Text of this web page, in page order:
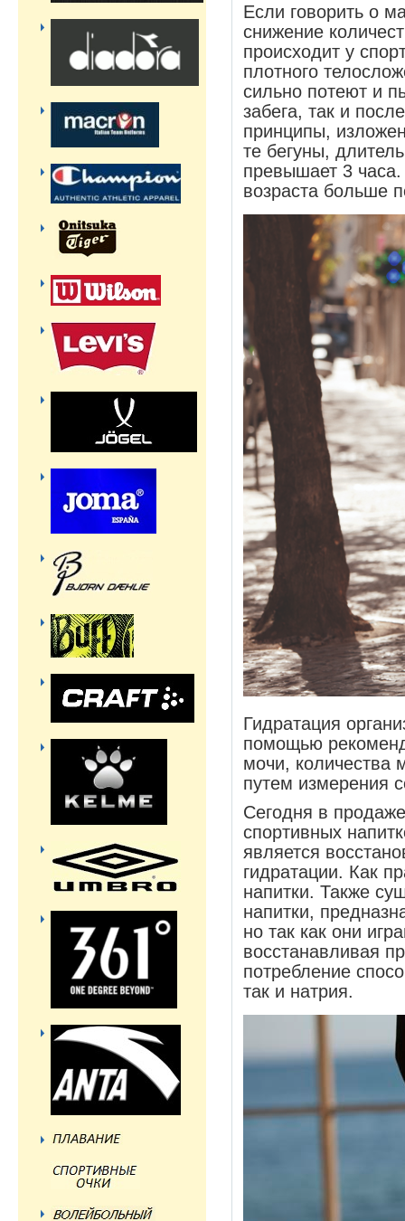
Если говорить о
снижение
происходит у
плотного
сильно потеют и
забега, так и
принципы,
те бегуны,
превышает 3
возраста больше
Гидратация
помощью
мочи, количества
путем измерения
Сегодня в
спортивных
является
гидратации. Как
напитки. Также
напитки,
но так как они
восстанавливая
потребление
так и натрия.